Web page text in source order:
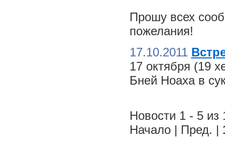
Прошу всех
пожелания!
17.10.2011
17 октября (19
Бней Ноаха в
Новости 1 - 5 из
Начало | Пред. |